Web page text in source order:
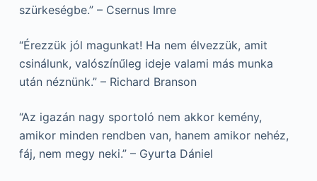
szürkeségbe.” – Csernus Imre
“Érezzük jól magunkat! Ha nem élvezzük, amit
csinálunk, valószínűleg ideje valami más munka
után néznünk.” – Richard Branson
“Az igazán nagy sportoló nem akkor kemény,
amikor minden rendben van, hanem amikor nehéz,
fáj, nem megy neki.” – Gyurta Dániel